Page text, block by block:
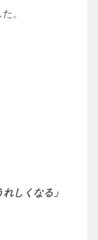
。
しくなる」